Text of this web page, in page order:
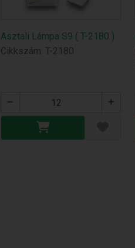
Asztali Lámpa S9 ( T-2180 )
Cikkszám: T-2180